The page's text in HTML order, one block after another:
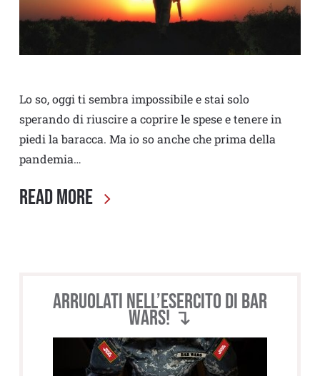
Lo so, oggi ti sembra impossibile e stai solo
sperando di riuscire a coprire le spese e tenere in
piedi la baracca. Ma io so anche che prima della
pandemia…
Read More
Arruolati nell’esercito di BAR
WARS! ↴